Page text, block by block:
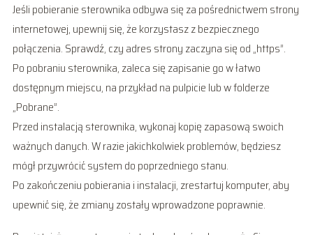
Jeśli pobieranie sterownika odbywa się za pośrednictwem strony
internetowej, upewnij się, że korzystasz z bezpiecznego
połączenia. Sprawdź, czy adres strony zaczyna się od „https”.
Po pobraniu sterownika, zaleca się zapisanie go w łatwo
dostępnym miejscu, na przykład na pulpicie lub w folderze
„Pobrane”.
Przed instalacją sterownika, wykonaj kopię zapasową swoich
ważnych danych. W razie jakichkolwiek problemów, będziesz
mógł przywrócić system do poprzedniego stanu.
Po zakończeniu pobierania i instalacji, zrestartuj komputer, aby
upewnić się, że zmiany zostały wprowadzone poprawnie.